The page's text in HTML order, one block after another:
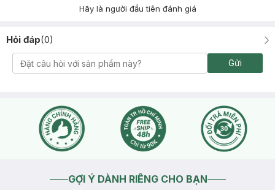
Hãy là người đầu tiên đánh giá
Hỏi đáp(0)
Gửi
GỢI Ý DÀNH RIÊNG CHO BẠN